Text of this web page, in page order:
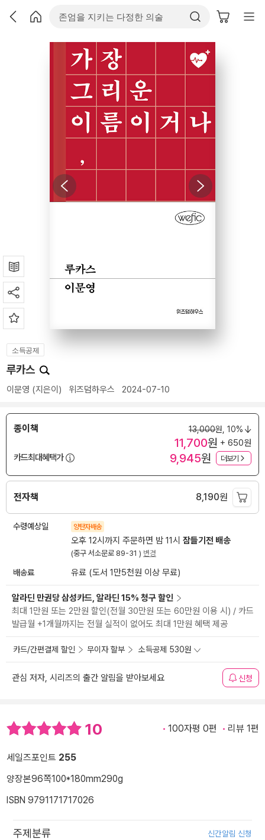
소득공제
루카스
이문영 (지은이) 위즈덤하우스 2024-07-10
종이책 13,000원, 10%
11,700원 + 650원
카드최대혜택가
9,945원 더보기
전자책 8,190원
수령예상일 양탄자배송
오후 12시까지 주문하면 밤 11시 잠들기전 배송
(중구 서소문로 89-31 ) 변경
배송료 유료 (도서 1만5천원 이상 무료)
알라딘 만권당 삼성카드, 알라딘 15% 청구 할인
최대 1만원 또는 2만원 할인(전월 30만원 또는 60만원 이용 시) / 카드
발급월 +1개월까지는 전월 실적이 없어도 최대 1만원 혜택 제공
카드/간편결제 할인 무이자 할부 소득공제 530원
관심 저자, 시리즈의 출간 알림을 받아보세요 신청
10 100자평 0편 리뷰 1편
세일즈포인트 255
양장본96쪽100*180mm290g
ISBN 9791171717026
주제분류 신간알림 신청